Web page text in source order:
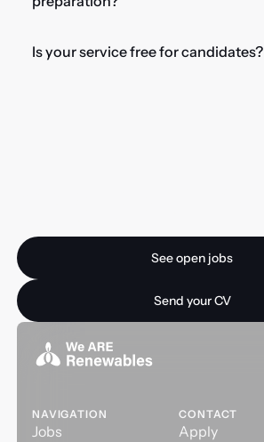
Is your service free for candidates?
See open jobs
See open jobs
Send your CV
Send your CV
NAVIGATION
Jobs
CONTACT
Apply